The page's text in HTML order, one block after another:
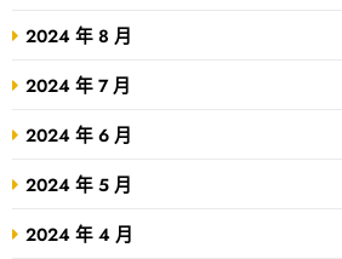
2024 年 8 月
2024 年 7 月
2024 年 6 月
2024 年 5 月
2024 年 4 月